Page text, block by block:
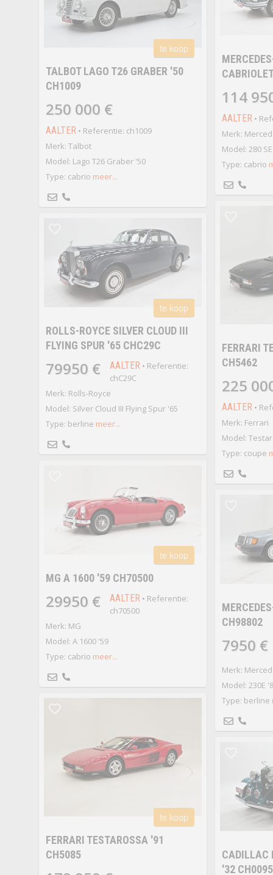
114
AALTER•
Merk:
Model: 280
Type: cabrio
te koop
TALBOT LAGO T26 GRABER '50
CH1009
250 000 €
AALTER• Referentie: ch1009
Merk: Talbot
Model: Lago T26 Graber '50
Type: cabrio meer...
FERRARI
CH5462
225
AALTER•
Merk: Ferrari
Model:
Type: coupe
te koop
ROLLS-ROYCE SILVER CLOUD III
FLYING SPUR '65 CHC29C
79950 € AALTER• Referentie:
chC29C
Merk: Rolls-Royce
Model: Silver Cloud III Flying Spur '65
Type: berline meer...
te koop
MG A 1600 '59 CH70500
29950 € AALTER• Referentie:
ch70500
Merk: MG
Model: A 1600 '59
Type: cabrio meer...
CH98802
7950 €
Merk:
Model: 230E
Type: berline
te koop
FERRARI TESTAROSSA '91
CH5085
CADILLAC
'32